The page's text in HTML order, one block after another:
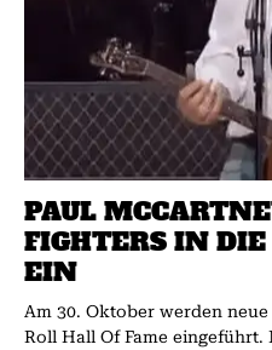
PAUL
FIGHTERS IN
EIN
Am 30. Oktober werden
Roll Hall Of Fame eingeführt.